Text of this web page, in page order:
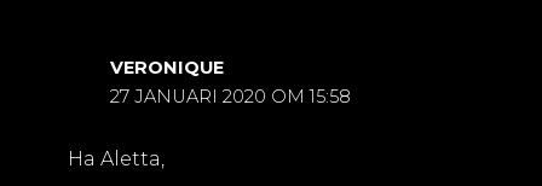
VERONIQUE
27 JANUARI 2020 OM 15:58
Ha Aletta,